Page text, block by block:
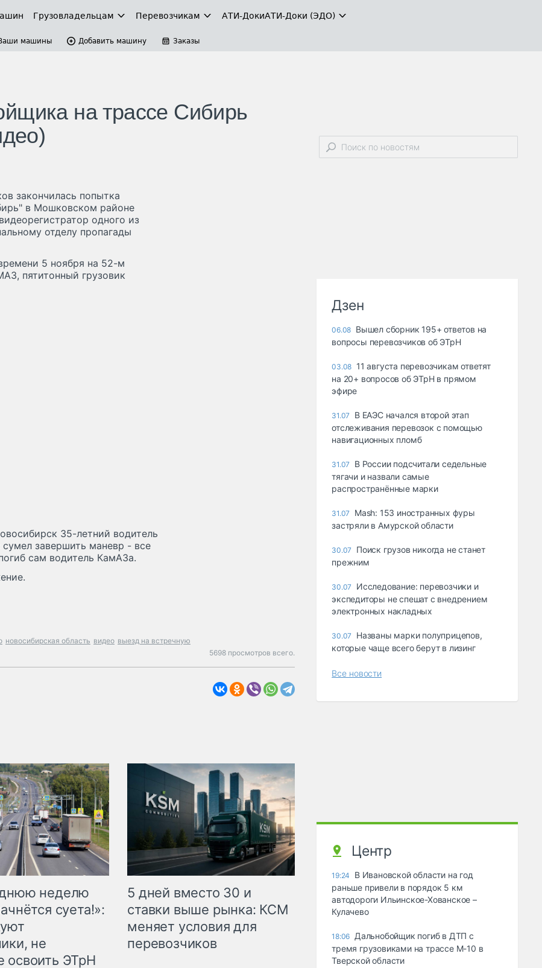
Грузовладельцам Перевозчикам АТИ-ДокиАТИ-Доки (ЭДО)
машины Добавить машину Заказы
на трассе Сибирь
закончилась попытка
в Мошковском районе
одного из
отделу пропагады
5 ноября на 52-м
пятитонный грузовик
35-летний водитель
завершить маневр - все
сам водитель КамАЗа.
новосибирская область видео выезд на встречную
5698 просмотров всего.
неделю
суета!»:
не
освоить ЭТрН
5 дней вместо 30 и
ставки выше рынка: КСМ
меняет условия для
перевозчиков
Дзен
06.08 Вышел сборник 195+ ответов на
вопросы перевозчиков об ЭТрН
03.08 11 августа перевозчикам ответят
на 20+ вопросов об ЭТрН в прямом
эфире
31.07
В ЕАЭС начался второй этап
отслеживания перевозок с помощью
навигационных пломб
31.07
В России подсчитали седельные
тягачи и назвали самые
распространённые марки
31.07
Mash: 153 иностранных фуры
застряли в Амурской области
30.07
Поиск грузов никогда не станет
прежним
30.07
Исследование: перевозчики и
экспедиторы не спешат с внедрением
электронных накладных
30.07
Названы марки полуприцепов,
которые чаще всего берут в лизинг
Все новости
Центр
19:24
В Ивановской области на год
раньше привели в порядок 5 км
автодороги Ильинское-Хованское –
Кулачево
18:06 Дальнобойщик погиб в ДТП с
тремя грузовиками на трассе М-10 в
Тверской области